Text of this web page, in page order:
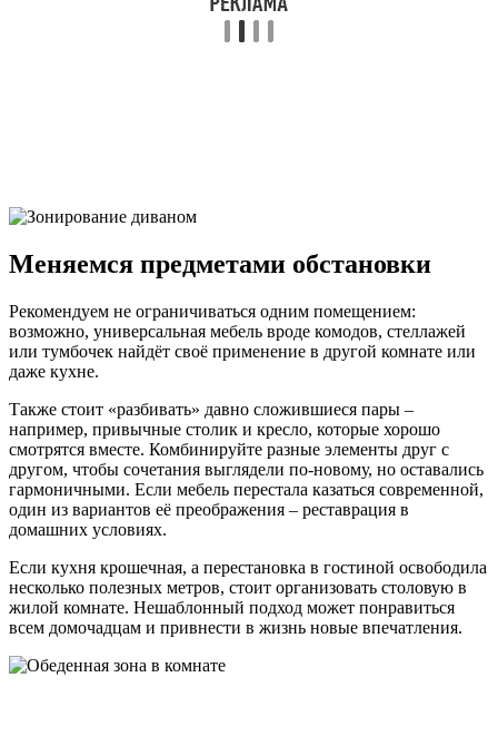
Меняемся предметами обстановки
Рекомендуем не ограничиваться одним помещением:
возможно, универсальная мебель вроде комодов, стеллажей
или тумбочек найдёт своё применение в другой комнате или
даже кухне.
Также стоит «разбивать» давно сложившиеся пары –
например, привычные столик и кресло, которые хорошо
смотрятся вместе. Комбинируйте разные элементы друг с
другом, чтобы сочетания выглядели по-новому, но оставались
гармоничными. Если мебель перестала казаться современной,
один из вариантов её преображения – реставрация в
домашних условиях.
Если кухня крошечная, а перестановка в гостиной освободила
несколько полезных метров, стоит организовать столовую в
жилой комнате. Нешаблонный подход может понравиться
всем домочадцам и привнести в жизнь новые впечатления.